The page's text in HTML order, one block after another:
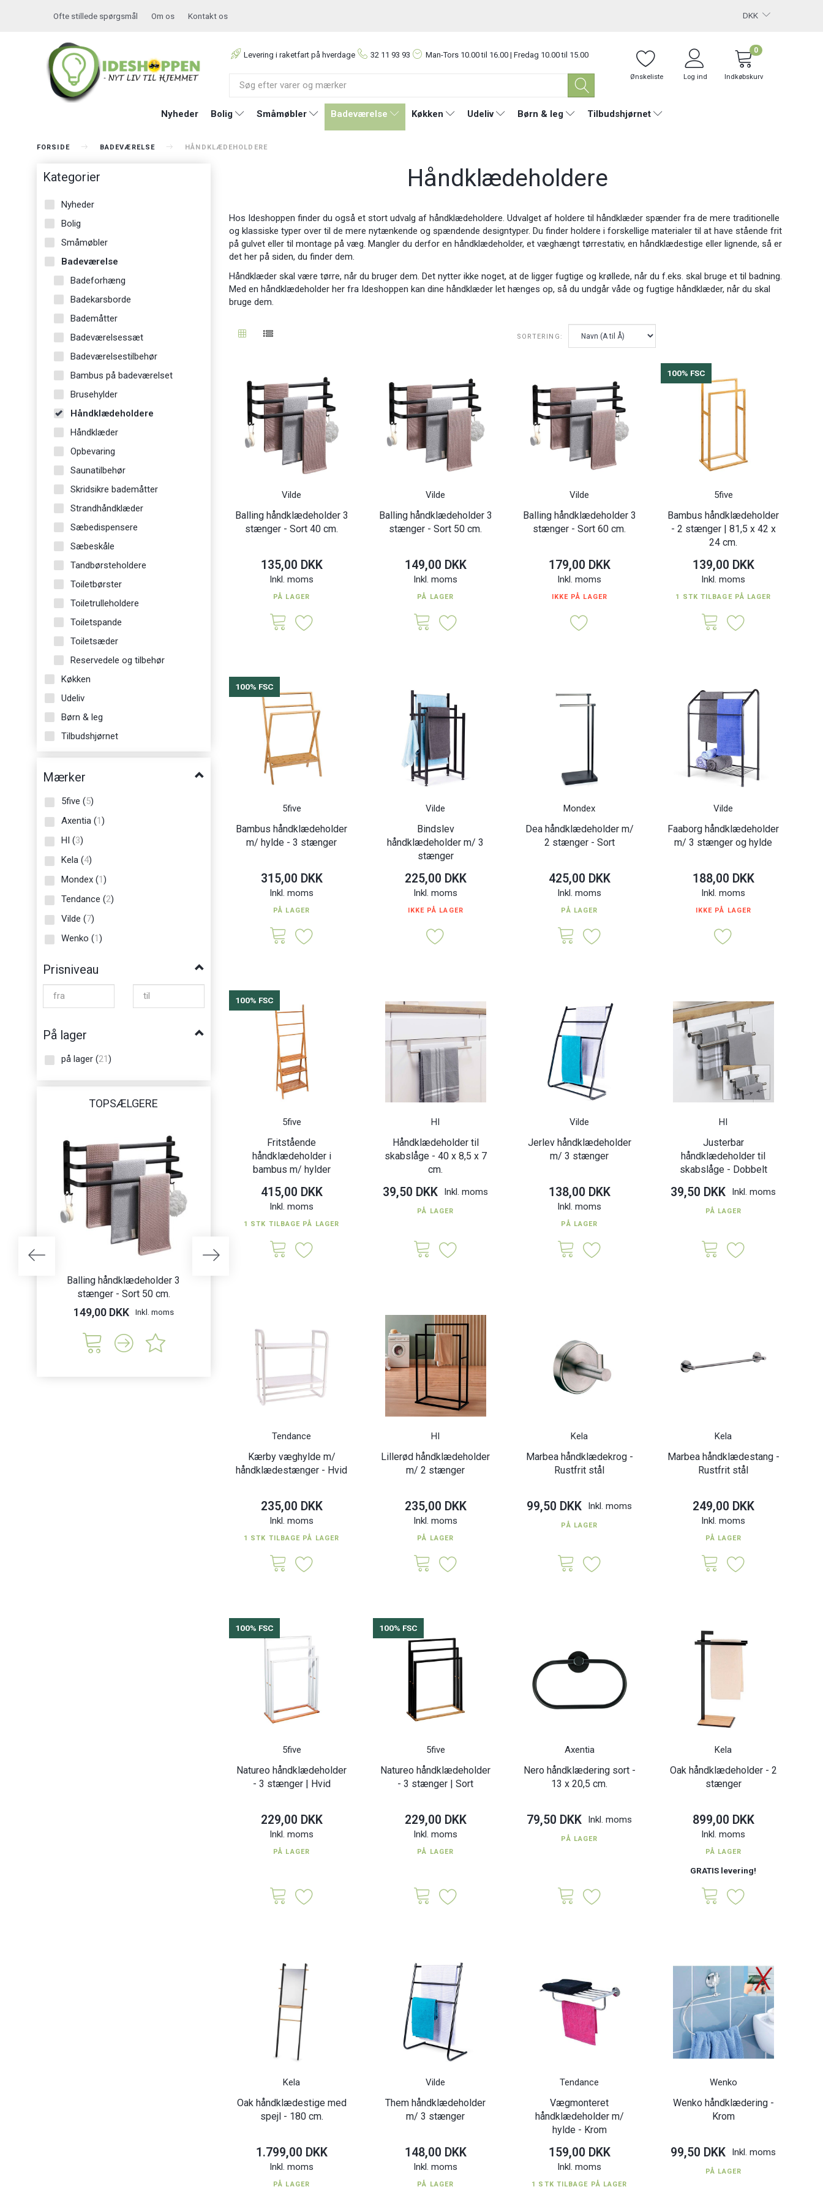
DKK
Ofte stillede spørgsmål Om os Kontakt os
Levering i raketfart på hverdage 32 11 93 93 Man-Tors 10.00 til 16.00 | Fredag 10.00 til 15.00
Ønskeliste Log ind Indkøbskurv
0
Nyheder Bolig Småmøbler Badeværelse Køkken Udeliv Børn & leg Tilbudshjørnet
FORSIDE BADEVÆRELSE HÅNDKLÆDEHOLDERE
Kategorier
Nyheder
Bolig
Småmøbler
Badeværelse
Badeforhæng
Badekarsborde
Bademåtter
Badeværelsessæt
Badeværelsestilbehør
Bambus på badeværelset
Brusehylder
Håndklædeholdere
Håndklæder
Opbevaring
Saunatilbehør
Skridsikre bademåtter
Strandhåndklæder
Sæbedispensere
Sæbeskåle
Tandbørsteholdere
Toiletbørster
Toiletrulleholdere
Toiletspande
Toiletsæder
Reservedele og tilbehør
Køkken
Udeliv
Børn & leg
Tilbudshjørnet
Mærker
5five (5)
Axentia (1)
HI (3)
Kela (4)
Mondex (1)
Tendance (2)
Vilde (7)
Wenko (1)
Prisniveau
På lager
på lager (21)
TOPSÆLGERE
Balling håndklædeholder 3
stænger - Sort 50 cm.
149,00 DKK Inkl. moms 39,50 DKK
100% FSC
Håndklædeholdere
Hos Ideshoppen finder du også et stort udvalg af håndklædeholdere. Udvalget af holdere til håndklæder spænder fra de mere traditionelle
og klassiske typer over til de mere nytænkende og spændende designtyper. Du finder holdere i forskellige materialer til at have stående frit
på gulvet eller til montage på væg. Mangler du derfor en håndklædeholder, et væghængt tørrestativ, en håndklædestige eller lignende, så er
det her på siden, du finder dem.
Håndklæder skal være tørre, når du bruger dem. Det nytter ikke noget, at de ligger fugtige og krøllede, når du f.eks. skal bruge et til badning.
Med en håndklædeholder her fra Ideshoppen kan dine håndklæder let hænges op, så du undgår våde og fugtige håndklæder, når du skal
bruge dem.
SORTERING:
Vilde
Balling håndklædeholder 3
stænger - Sort 40 cm.
135,00 DKK
Inkl. moms
PÅ LAGER
Vilde
Balling håndklædeholder 3
stænger - Sort 50 cm.
149,00 DKK
Inkl. moms
PÅ LAGER
Vilde
Balling håndklædeholder 3
stænger - Sort 60 cm.
179,00 DKK
Inkl. moms
IKKE PÅ LAGER
100% FSC
5five
Bambus håndklædeholder
- 2 stænger | 81,5 x 42 x
24 cm.
139,00 DKK
Inkl. moms
1 STK TILBAGE PÅ LAGER
100% FSC
5five
Bambus håndklædeholder
m/ hylde - 3 stænger
315,00 DKK
Inkl. moms
PÅ LAGER
Vilde
Bindslev
håndklædeholder m/ 3
stænger
225,00 DKK
Inkl. moms
IKKE PÅ LAGER
Mondex
Dea håndklædeholder m/
2 stænger - Sort
425,00 DKK
Inkl. moms
PÅ LAGER
Vilde
Faaborg håndklædeholder
m/ 3 stænger og hylde
188,00 DKK
Inkl. moms
IKKE PÅ LAGER
100% FSC
5five
Fritstående
håndklædeholder i
bambus m/ hylder
415,00 DKK
Inkl. moms
1 STK TILBAGE PÅ LAGER
HI
Håndklædeholder til
skabslåge - 40 x 8,5 x 7
cm.
39,50 DKK Inkl. moms
PÅ LAGER
Vilde
Jerlev håndklædeholder
m/ 3 stænger
138,00 DKK
Inkl. moms
PÅ LAGER
HI
Justerbar
håndklædeholder til
skabslåge - Dobbelt
39,50 DKK Inkl. moms
PÅ LAGER
Tendance
Kærby væghylde m/
håndklædestænger - Hvid
235,00 DKK
Inkl. moms
1 STK TILBAGE PÅ LAGER
HI
Lillerød håndklædeholder
m/ 2 stænger
235,00 DKK
Inkl. moms
PÅ LAGER
Kela
Marbea håndklædekrog -
Rustfrit stål
99,50 DKK Inkl. moms
PÅ LAGER
Kela
Marbea håndklædestang -
Rustfrit stål
249,00 DKK
Inkl. moms
PÅ LAGER
100% FSC
5five
Natureo håndklædeholder
- 3 stænger | Hvid
229,00 DKK
Inkl. moms
PÅ LAGER
100% FSC
5five
Natureo håndklædeholder
- 3 stænger | Sort
229,00 DKK
Inkl. moms
PÅ LAGER
Axentia
Nero håndklædering sort -
13 x 20,5 cm.
79,50 DKK Inkl. moms
PÅ LAGER
Kela
Oak håndklædeholder - 2
stænger
899,00 DKK
Inkl. moms
PÅ LAGER
GRATIS levering!
Kela
Oak håndklædestige med
spejl - 180 cm.
1.799,00 DKK
Inkl. moms
PÅ LAGER
Vilde
Them håndklædeholder
m/ 3 stænger
148,00 DKK
Inkl. moms
PÅ LAGER
Tendance
Vægmonteret
håndklædeholder m/
hylde - Krom
159,00 DKK
Inkl. moms
1 STK TILBAGE PÅ LAGER
Wenko
Wenko håndklædering -
Krom
99,50 DKK Inkl. moms
PÅ LAGER